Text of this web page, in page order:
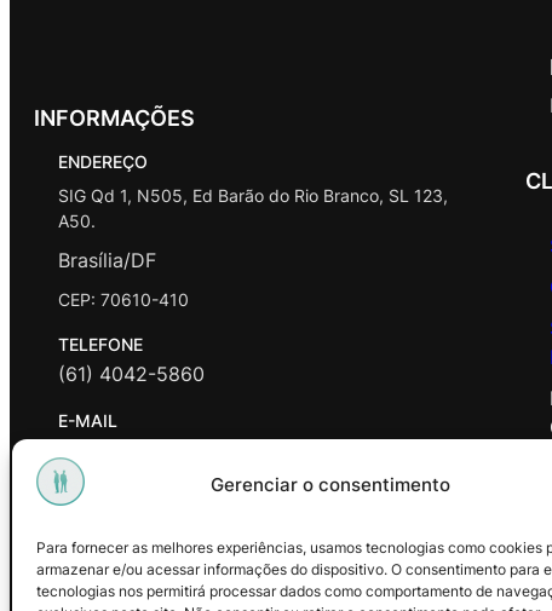
Gerenciar o consentimento
Para fornecer as melhores experiências, usamos tecnologias como cookies
armazenar e/ou acessar informações do dispositivo. O consentimento para
tecnologias nos permitirá processar dados como comportamento de
INFORMAÇÕES
ENDEREÇO
SIG Qd 1, N505, Ed Barão do Rio Branco, SL 123,
A50.
Brasília/DF
CEP: 70610-410
TELEFONE
(61) 4042-5860
E-MAIL
contato@promasters.net.br
HORÁRIO DE ATENDIMENTO
Facebook Instagram Youtube